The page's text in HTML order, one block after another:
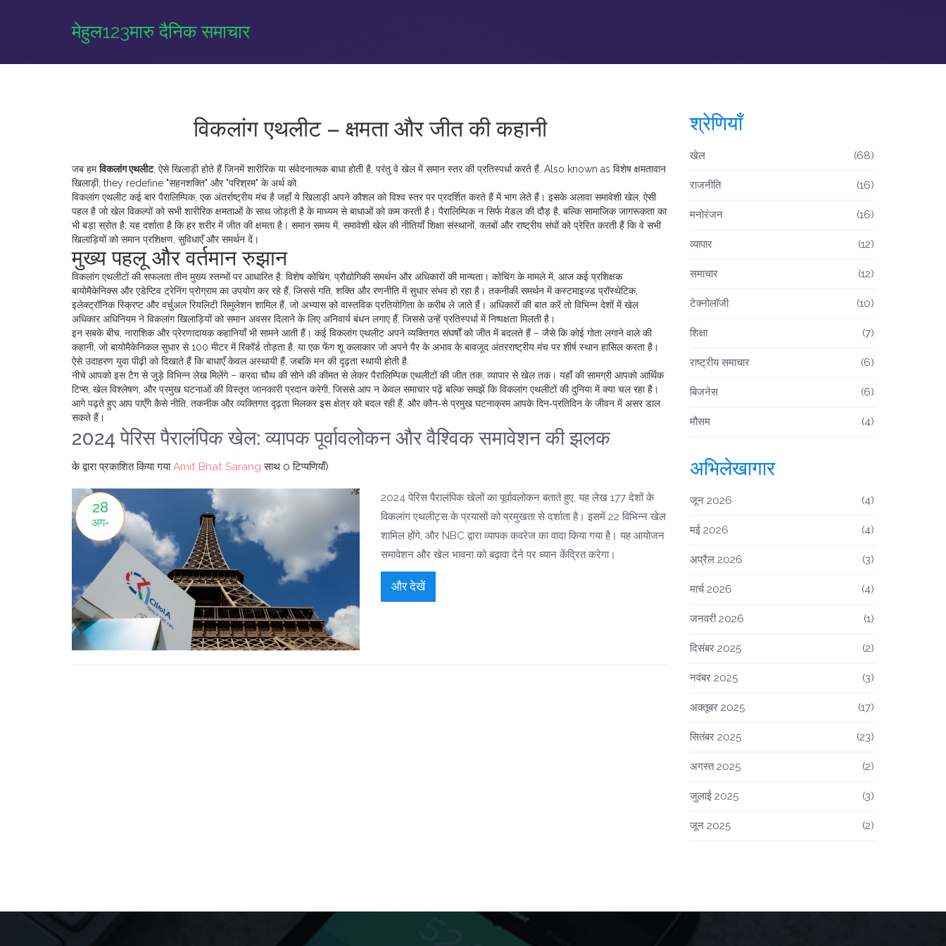
मेहुल123मारु दैनिक समाचार
विकलांग एथलीट – क्षमता और जीत की कहानी
जब हमविकलांग एथलीट, ऐसे खिलाड़ी होते हैं जिनमें शारीरिक या संवेदनात्मक बाधा होती है, परंतु वे खेल में समान स्तर की प्रतिस्पर्धा करते हैं. Also known as विशेष क्षमतावान
खिलाड़ी, they redefine "सहनशक्ति" और "परिश्रम" के अर्थ को.
विकलांग एथलीट कई बारपैरालिम्पिक, एक अंतर्राष्ट्रीय मंच है जहाँ ये खिलाड़ी अपने कौशल को विश्व स्तर पर प्रदर्शित करते हैंमें भाग लेते हैं। इसके अलावासमावेशी खेल, ऐसी
पहल है जो खेल विकल्पों को सभी शारीरिक क्षमताओं के साथ जोड़ती है के माध्यम से बाधाओं को कम करती है। पैरालिम्पिक न सिर्फ मेडल की दौड़ है, बल्कि सामाजिक जागरूकता का
भी बड़ा स्रोत है; यह दर्शाता है कि हर शरीर में जीत की क्षमता है। समान समय में, समावेशी खेल की नीतियाँ शिक्षा संस्थानों, क्लबों और राष्ट्रीय संघों को प्रेरित करती हैं कि वे सभी
खिलाड़ियों को समान प्रशिक्षण, सुविधाएँ और समर्थन दें।
मुख्य पहलू और वर्तमान रुझान
विकलांग एथलीटों की सफलता तीन मुख्य स्तम्भों पर आधारित है: विशेष कोचिंग, प्रौद्योगिकी समर्थन और अधिकारों की मान्यता। कोचिंग के मामले में, आज कई प्रशिक्षक
बायोमैकेनिक्स और एडेप्टिव ट्रेनिंग प्रोग्राम का उपयोग कर रहे हैं, जिससे गति, शक्ति और रणनीति में सुधार संभव हो रहा है। तकनीकी समर्थन में कस्टमाइज्ड प्रॉस्थेटिक,
इलेक्ट्रॉनिक स्क्रिप्ट और वर्चुअल रियलिटी सिमुलेशन शामिल हैं, जो अभ्यास को वास्तविक प्रतियोगिता के करीब ले जाते हैं। अधिकारों की बात करें तो विभिन्न देशों में खेल
अधिकार अधिनियम ने विकलांग खिलाड़ियों को समान अवसर दिलाने के लिए अनिवार्य बंधन लगाए हैं, जिससे उन्हें प्रतिस्पर्धा में निष्पक्षता मिलती है।
इन सबके बीच, नाराशिक और प्रेरणादायक कहानियाँ भी सामने आती हैं। कई विकलांग एथलीट अपने व्यक्तिगत संघर्षों को जीत में बदलते हैं – जैसे कि कोई गोता लगाने वाले की
कहानी, जो बायोमैकेनिकल सुधार से 100 मीटर में रिकॉर्ड तोड़ता है, या एक फेंग शू कलाकार जो अपने पैर के अभाव के बावजूद अंतरराष्ट्रीय मंच पर शीर्ष स्थान हासिल करता है।
ऐसे उदाहरण युवा पीढ़ी को दिखाते हैं कि बाधाएँ केवल अस्थायी हैं, जबकि मन की दृढ़ता स्थायी होती है.
नीचे आपको इस टैग से जुड़े विभिन्न लेख मिलेंगे – करवा चौथ की सोने की कीमत से लेकर पैरालिम्पिक एथलीटों की जीत तक, व्यापार से खेल तक। यहाँ की सामग्री आपको आर्थिक
टिप्स, खेल विश्लेषण, और प्रमुख घटनाओं की विस्तृत जानकारी प्रदान करेगी, जिससे आप न केवल समाचार पढ़ें बल्कि समझें कि विकलांग एथलीटों की दुनिया में क्या चल रहा है।
आगे पढ़ते हुए आप पाएँगे कैसे नीति, तकनीक और व्यक्तिगत दृढ़ता मिलकर इस क्षेत्र को बदल रही हैं, और कौन‑से प्रमुख घटनाक्रम आपके दिन‑प्रतिदिन के जीवन में असर डाल
सकते हैं।
2024 पेरिस पैरालंपिक खेल: व्यापक पूर्वावलोकन और वैश्विक समावेशन की झलक
के द्वारा प्रकाशित किया गयाAmit Bhat Sarang साथ 0 टिप्पणियाँ)
28
अग॰
2024 पेरिस पैरालंपिक खेलों का पूर्वावलोकन बताते हुए, यह लेख 177 देशों के
विकलांग एथलीट्स के प्रयासों को प्रमुखता से दर्शाता है। इसमें 22 विभिन्न खेल
शामिल होंगे, और NBC द्वारा व्यापक कवरेज का वादा किया गया है। यह आयोजन
समावेशन और खेल भावना को बढ़ावा देने पर ध्यान केंद्रित करेगा।
और देखें
श्रेणियाँ
खेल (68)
राजनीति (16)
मनोरंजन (16)
व्यापार (12)
समाचार (12)
टेक्नोलॉजी (10)
शिक्षा (7)
राष्ट्रीय समाचार (6)
बिजनेस (6)
मौसम (4)
अभिलेखागार
जून 2026 (4)
मई 2026 (4)
अप्रैल 2026 (3)
मार्च 2026 (4)
जनवरी 2026 (1)
दिसंबर 2025 (2)
नवंबर 2025 (3)
अक्तूबर 2025 (17)
सितंबर 2025 (23)
अगस्त 2025 (2)
जुलाई 2025 (3)
जून 2025 (2)